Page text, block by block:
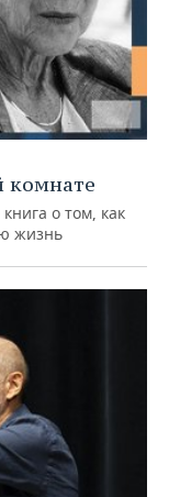
комнате
о том, как
жизнь